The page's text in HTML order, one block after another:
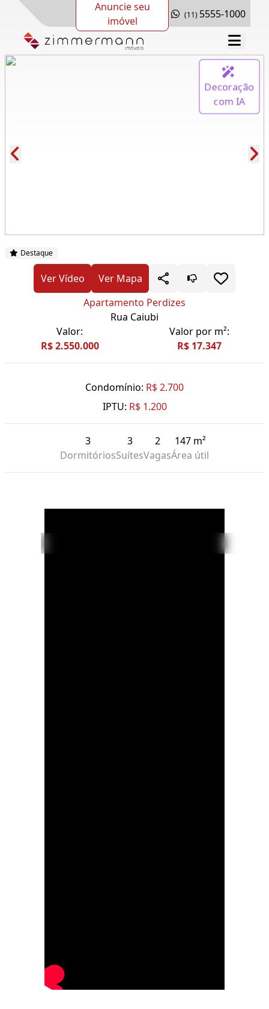
Anuncie seu
imóvel
(11) 5555-1000
Decoração
com IA
Destaque
Ver Vídeo
Ver Mapa
Apartamento Perdizes
Rua Caiubi
Valor:
R$ 2.550.000
Valor por m²:
R$ 17.347
Condomínio: R$ 2.700
IPTU: R$ 1.200
3
Dormitórios
3
Suítes
2
Vagas
147 m²
Área útil